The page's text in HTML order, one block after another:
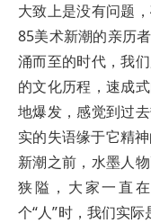
大致上是没有问题
85美术新潮的亲历
涌而至的时代，我
的文化历程，速成
地爆发，感觉到过
实的失语缘于它精
新潮之前，水墨人
狭隘，大家一直
个“人”时，我们实